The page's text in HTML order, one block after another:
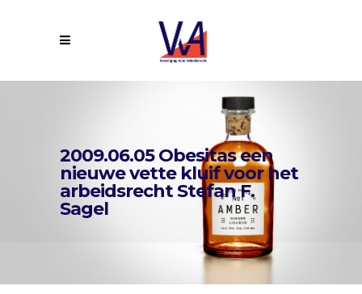
2009.06.05 Obesitas een
nieuwe vette kluif voor het
arbeidsrecht Stefan F.
Sagel